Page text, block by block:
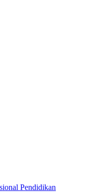
Pendidikan